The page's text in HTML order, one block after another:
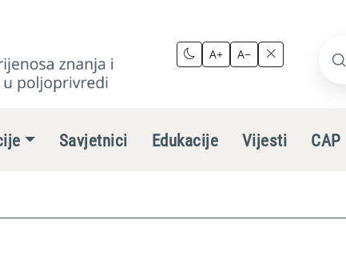
A+ A−
Savjetnici Edukacije Vijesti CAP